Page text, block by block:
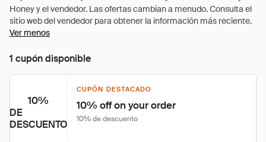
Ver menos
1 cupón disponible
10%
DE
DESCUENTO
CUPÓN DESTACADO
10% off on your order
10% de descuento